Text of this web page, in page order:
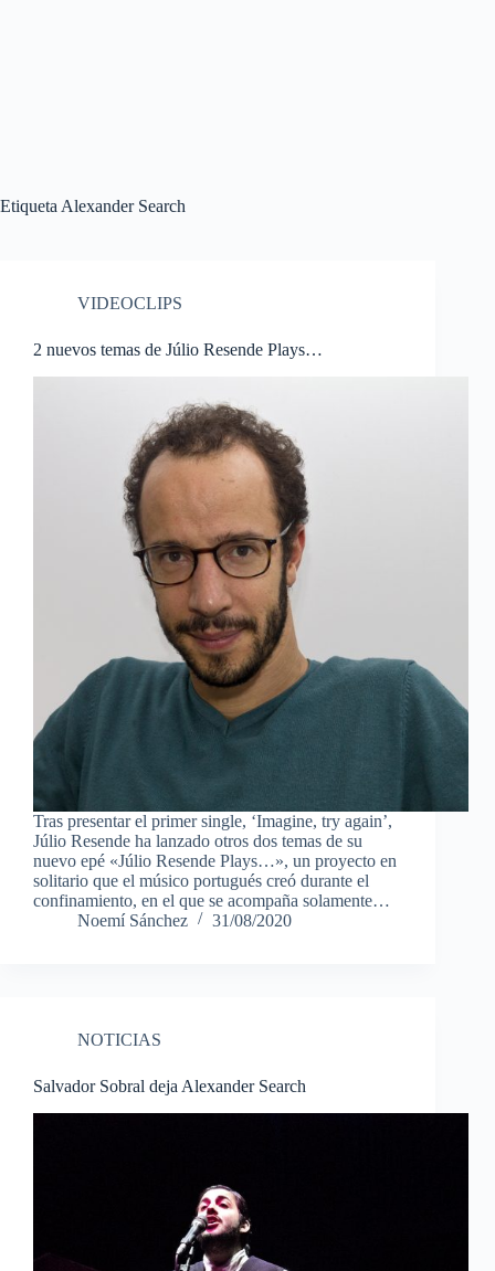
Etiqueta Alexander Search
VIDEOCLIPS
2 nuevos temas de Júlio Resende Plays…
Tras presentar el primer single, ‘Imagine, try again’,
Júlio Resende ha lanzado otros dos temas de su
nuevo epé «Júlio Resende Plays…», un proyecto en
solitario que el músico portugués creó durante el
confinamiento, en el que se acompaña solamente…
Noemí Sánchez
31/08/2020
NOTICIAS
Salvador Sobral deja Alexander Search